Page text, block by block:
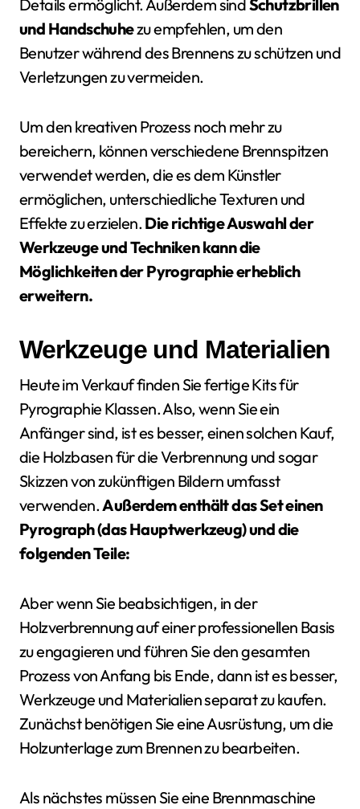
Details ermöglicht. Außerdem sind Schutzbrillen
und Handschuhezu empfehlen, um den
Benutzer während des Brennens zu schützen und
Verletzungen zu vermeiden.
Um den kreativen Prozess noch mehr zu
bereichern, können verschiedene Brennspitzen
verwendet werden, die es dem Künstler
ermöglichen, unterschiedliche Texturen und
Effekte zu erzielen.Die richtige Auswahl der
Werkzeuge und Techniken kann die
Möglichkeiten der Pyrographie erheblich
erweitern.
Werkzeuge und Materialien
Heute im Verkauf finden Sie fertige Kits für
Pyrographie Klassen. Also, wenn Sie ein
Anfänger sind, ist es besser, einen solchen Kauf,
die Holzbasen für die Verbrennung und sogar
Skizzen von zukünftigen Bildern umfasst
verwenden.Außerdem enthält das Set einen
Pyrograph (das Hauptwerkzeug) und die
folgenden Teile:
Aber wenn Sie beabsichtigen, in der
Holzverbrennung auf einer professionellen Basis
zu engagieren und führen Sie den gesamten
Prozess von Anfang bis Ende, dann ist es besser,
Werkzeuge und Materialien separat zu kaufen.
Zunächst benötigen Sie eine Ausrüstung, um die
Holzunterlage zum Brennen zu bearbeiten.
Als nächstes müssen Sie eine Brennmaschine